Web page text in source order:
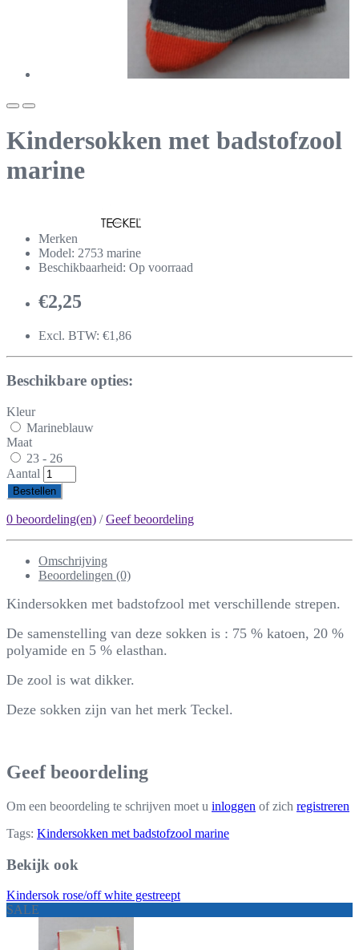
Kindersokken met badstofzool
marine
Merken
Model: 2753 marine
Beschikbaarheid: Op voorraad
€2,25
Excl. BTW: €1,86
Beschikbare opties:
Kleur
Marineblauw
Maat
23 - 26
Aantal
Bestellen
0 beoordeling(en) /Geef beoordeling
Omschrijving
Beoordelingen (0)
Kindersokken met badstofzool met verschillende strepen.
De samenstelling van deze sokken is : 75 % katoen, 20 %
polyamide en 5 % elasthan.
De zool is wat dikker.
Deze sokken zijn van het merk Teckel.
Geef beoordeling
Om een beoordeling te schrijven moet u inloggen of zich registreren
Tags: Kindersokken met badstofzool marine
Bekijk ook
Kindersok rose/off white gestreept
SALE